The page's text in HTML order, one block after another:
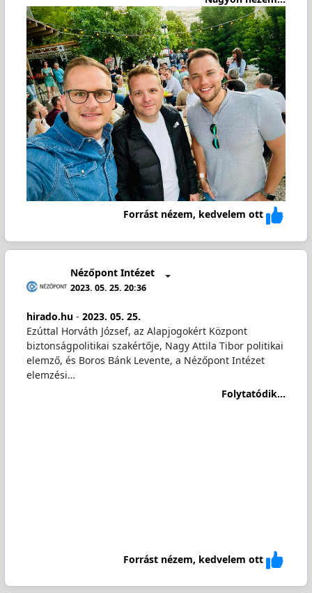
Forrást nézem, kedvelem ott
Nézőpont Intézet
2023. 05. 25. 20:36
hirado.hu- 2023. 05. 25.
Ezúttal Horváth József, az Alapjogokért Központ
biztonságpolitikai szakértője, Nagy Attila Tibor politikai
elemző, és Boros Bánk Levente, a Nézőpont Intézet
elemzési…
Folytatódik...
Forrást nézem, kedvelem ott